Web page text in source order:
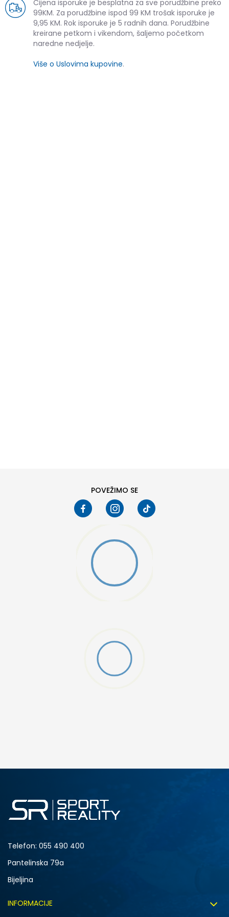
Cijena isporuke je besplatna za sve porudžbine preko
99KM. Za porudžbine ispod 99 KM trošak isporuke je
9,95 KM. Rok isporuke je 5 radnih dana. Porudžbine
kreirane petkom i vikendom, šaljemo početkom
naredne nedjelje.
Više o Uslovima kupovine.
POVEŽIMO SE
Telefon: 055 490 400
Pantelinska 79a
Bijeljina
INFORMACIJE